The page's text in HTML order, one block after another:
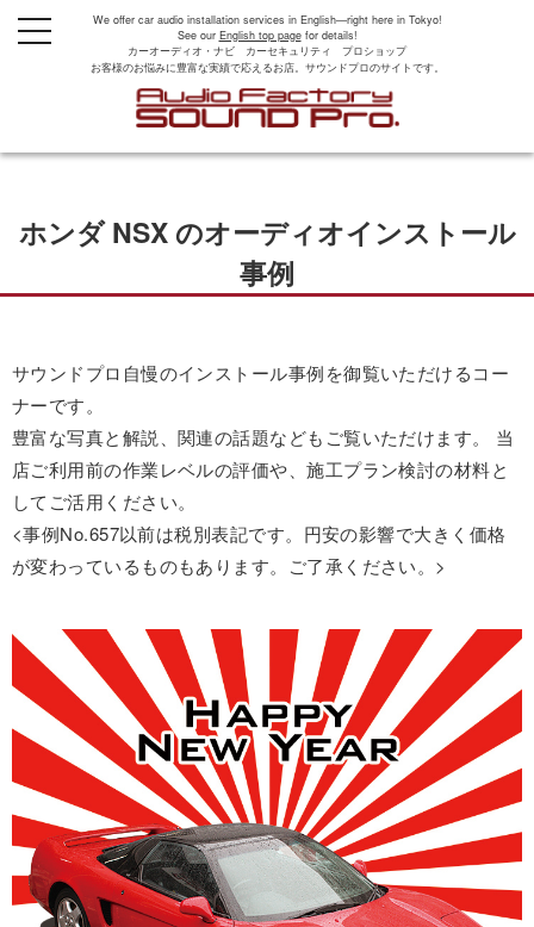
We offer car audio installation services in English—right here in Tokyo!
See our English top pagefor details!
カーオーディオ・ナビ カーセキュリティ プロショップ
お客様のお悩みに豊富な実績で応えるお店。サウンドプロのサイトです。
t
o
a
a
t
n
ホンダ NSX のオーディオインストール
事例
サウンドプロ自慢のインストール事例を御覧いただけるコー
ナーです。
豊富な写真と解説、関連の話題などもご覧いただけます。 当
店ご利用前の作業レベルの評価や、施工プラン検討の材料と
してご活用ください。
<事例No.657以前は税別表記です。円安の影響で大きく価格
が変わっているものもあります。ご了承ください。>